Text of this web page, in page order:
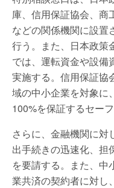
庫、信用保証協会、商
などの関係機関に設置
行う。また、日本政策
では、運転資金や設備
実施する。信用保証協
域の中小企業を対象に
100%を保証するセー
さらに、金融機関に対
出手続きの迅速化、担
を要請する。また、中
業共済の契約者に対し